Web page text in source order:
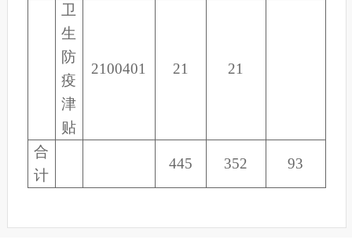
卫
生
防
疫
津
贴
2100401 21 21
合
计
445 352 93